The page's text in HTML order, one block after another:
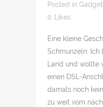
Posted in Gadget
0
Likes
Eine kleine
Schmunzeln:
Land und wollte
einen DSL-
damals noch
zu weit vom